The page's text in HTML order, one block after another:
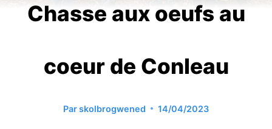
Chasse aux oeufs au
coeur de Conleau
Parskolbrogwened 14/04/2023